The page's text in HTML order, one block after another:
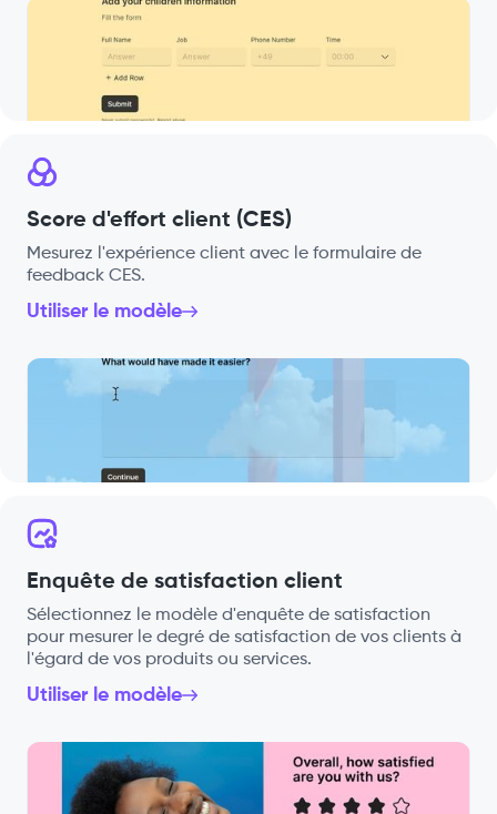
Score d'effort client (CES)
Mesurez l'expérience client avec le formulaire de
feedback CES.
Utiliser le modèle
Enquête de satisfaction client
Sélectionnez le modèle d'enquête de satisfaction
pour mesurer le degré de satisfaction de vos clients à
l'égard de vos produits ou services.
Utiliser le modèle